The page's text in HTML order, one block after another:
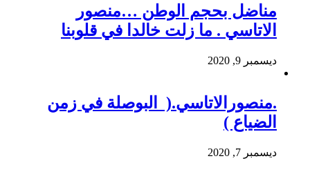
مناضل بحجم الوطن …منصور
الاتاسي . ما زلت خالدا في قلوبنا
ديسمبر 9, 2020
.منصورالاتاسي.( البوصلة في زمن
الضياع )
ديسمبر 7, 2020